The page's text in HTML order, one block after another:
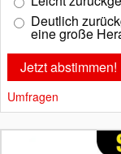
Deutlich
eine große
Umfragen